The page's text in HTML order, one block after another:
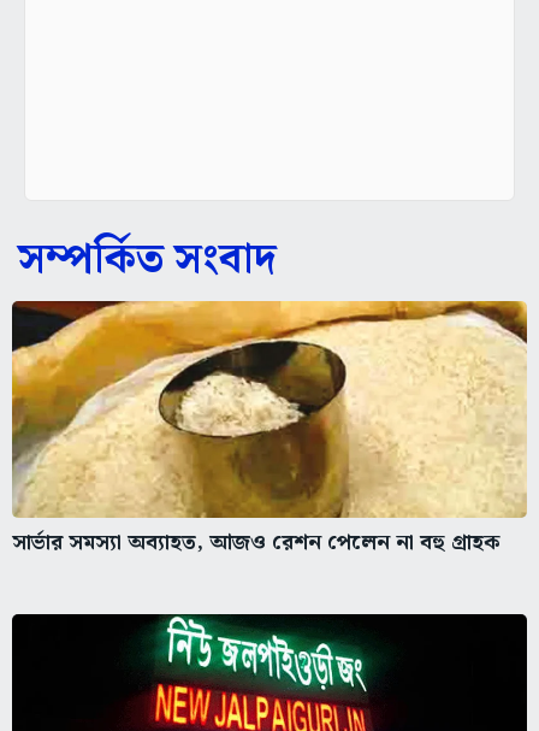
সম্পর্কিত সংবাদ
সার্ভার সমস্যা অব্যাহত, আজও রেশন পেলেন না বহু গ্রাহক